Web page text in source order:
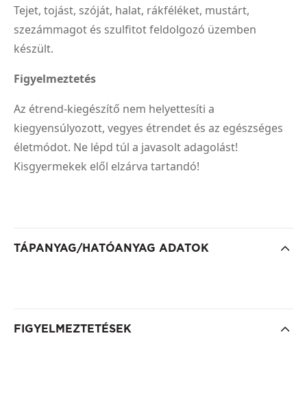
Tejet, tojást, szóját, halat, rákféléket, mustárt,
szezámmagot és szulfitot feldolgozó üzemben
készült.
Figyelmeztetés
Az étrend-kiegészítő nem helyettesíti a
kiegyensúlyozott, vegyes étrendet és az egészséges
életmódot. Ne lépd túl a javasolt adagolást!
Kisgyermekek elől elzárva tartandó!
TÁPANYAG/HATÓANYAG ADATOK
FIGYELMEZTETÉSEK